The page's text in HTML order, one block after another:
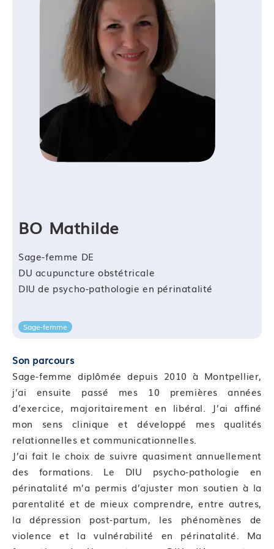
Compétence 06 : Travailler avec son
territoire/développer son réseau
Module 13 : Réfléchir à son rôle de sage-femme
Module 14 : Connaitre le réseau pluri-professionnel
Module 15 : Penser aux maisons des 1000 jours
Module 16 : Evaluation de fin de bloc de
compétence
Dispositif de suivi de l’acquisition des
connaissances/compétences
BO Mathilde
Sage-femme DE
DU acupuncture obstétricale
DIU de psycho-pathologie en périnatalité
Sage-femme
Son parcours
Sage-femme diplômée depuis 2010 à Montpellier,
j’ai ensuite passé mes 10 premières années
d’exercice, majoritairement en libéral. J’ai affiné
mon sens clinique et développé mes qualités
relationnelles et communicationnelles.
J’ai fait le choix de suivre quasiment annuellement
des formations. Le DIU psycho-pathologie en
périnatalité m’a permis d’ajuster mon soutien à la
parentalité et de mieux comprendre, entre autres,
la dépression post-partum, les phénomènes de
violence et la vulnérabilité en périnatalité. Ma